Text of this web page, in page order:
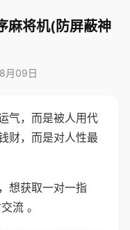
麻将机(防屏蔽神
月09日
气，而是被人用代
财，而是对人性最
想获取一对一指
流 。